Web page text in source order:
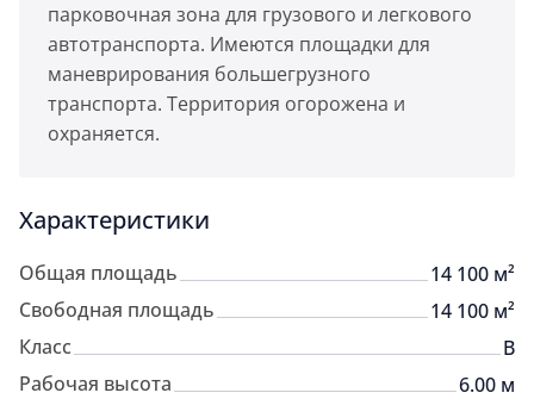
парковочная зона для грузового и легкового
автотранспорта. Имеются площадки для
маневрирования большегрузного
транспорта. Территория огорожена и
охраняется.
Характеристики
Общая площадь
14 100 м²
Свободная площадь
14 100 м²
Класс
B
Рабочая высота
6.00 м